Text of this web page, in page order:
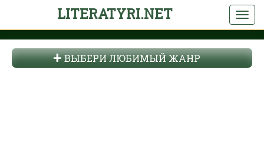
LITERATYRI.NET
ВЫБЕРИ ЛЮБИМЫЙ ЖАНР